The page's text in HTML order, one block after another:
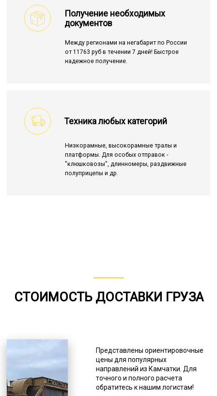
Получение необходимых
документов
Между регионами на негабарит по России
от 11763 руб в течении 7 дней! Быстрое
надежное получение.
Техника любых категорий
Низкорамные, высокорамные тралы и
платформы. Для особых отправок -
"клюшковозы", длинномеры, раздвижные
полуприцепы и др.
СТОИМОСТЬ ДОСТАВКИ ГРУЗА
Представлены ориентировочные
цены для популярных
направлений из Камчатки. Для
точного и полного расчета
обратитесь к нашим логистам!